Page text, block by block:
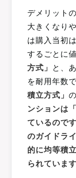
デメリット
大きくなり
は購入当初
するごとに
方式」
と、
を耐用年数
積立方式」
ンションは
ているので
のガイドラ
的に均等積
られています